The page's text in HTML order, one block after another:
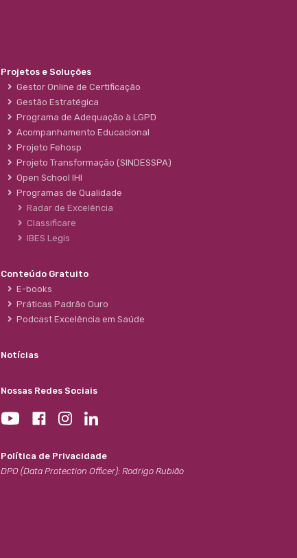
Projetos e Soluções
Gestor Online de Certificação
Gestão Estratégica
Programa de Adequação à LGPD
Acompanhamento Educacional
Projeto Fehosp
Projeto Transformação (SINDESSPA)
Open School IHI
Programas de Qualidade
Radar de Excelência
Classificare
IBES Legis
Conteúdo Gratuito
E-books
Práticas Padrão Ouro
Podcast Excelência em Saúde
Notícias
Nossas Redes Sociais
Política de Privacidade
DPO (Data Protection Officer): Rodrigo Rubião